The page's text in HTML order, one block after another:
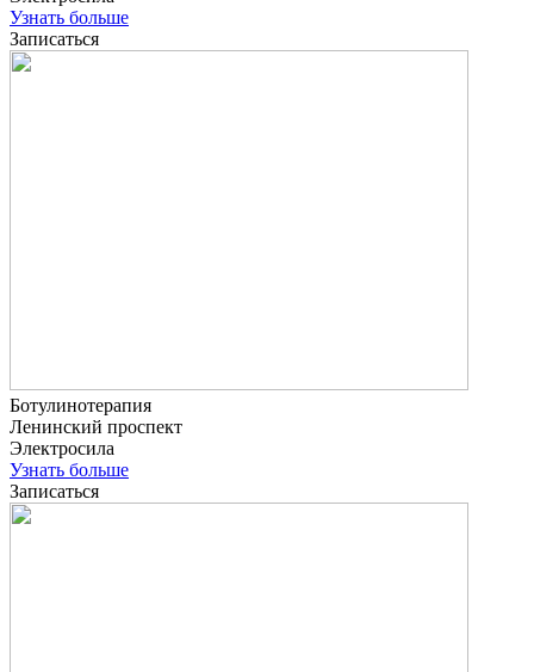
Узнать больше
Записаться
Ботулинотерапия
Ленинский проспект
Электросила
Узнать больше
Записаться